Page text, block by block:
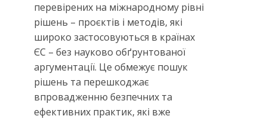
перевірених на міжнародному рівні
рішень – проєктів і методів, які
широко застосовуються в країнах
ЄС – без науково обґрунтованої
аргументації. Це обмежує пошук
рішень та перешкоджає
впровадженню безпечних та
ефективних практик, які вже